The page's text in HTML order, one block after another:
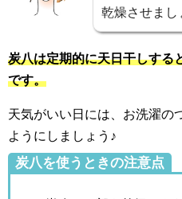
乾燥させまし
炭八は定期的に天日干しする
です。
天気がいい日には、お洗濯の
ようにしましょう♪
炭八を使うときの注意点